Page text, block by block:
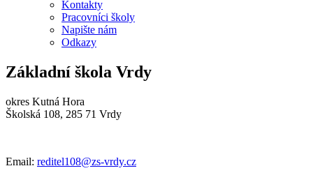
Kontakty
Pracovníci školy
Napište nám
Odkazy
Základní škola Vrdy
okres Kutná Hora
Školská 108, 285 71 Vrdy
Email: reditel108@zs-vrdy.cz